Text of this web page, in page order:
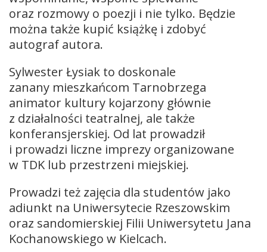
oraz rozmowy o poezji i nie tylko. Będzie
można także kupić książkę i zdobyć
autograf autora.
Sylwester Łysiak to doskonale
zanany mieszkańcom Tarnobrzega
animator kultury kojarzony głównie
z działalności teatralnej, ale także
konferansjerskiej. Od lat prowadził
i prowadzi liczne imprezy organizowane
w TDK lub przestrzeni miejskiej.
Prowadzi też zajęcia dla studentów jako
adiunkt na Uniwersytecie Rzeszowskim
oraz sandomierskiej Filii Uniwersytetu Jana
Kochanowskiego w Kielcach.